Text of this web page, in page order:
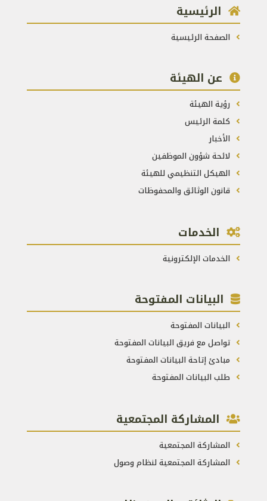
الرئيسية
الصفحة الرئيسية
عن الهيئة
رؤية الهيئة
كلمة الرئيس
الأخبار
لائحة شؤون الموظفين
الهيكل التنظيمي للهيئة
قانون الوثائق والمحفوظات
الخدمات
الخدمات الإلكترونية
البيانات المفتوحة
البيانات المفتوحة
تواصل مع فريق البيانات المفتوحة
مبادئ إتاحة البيانات المفتوحة
طلب البيانات المفتوحة
المشاركة المجتمعية
المشاركة المجتمعية
المشاركة المجتمعية لنظام وصول